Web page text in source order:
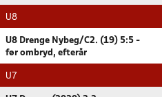
U8
U8 Drenge Nybeg/C2. (19) 5:5 -
før ombryd, efterår
U7